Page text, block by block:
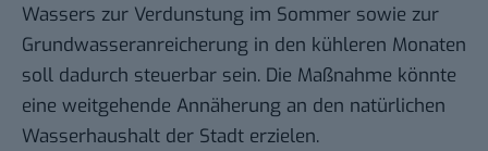
Wassers zur Verdunstung im Sommer sowie zur
Grundwasseranreicherung in den kühleren Monaten
soll dadurch steuerbar sein. Die Maßnahme könnte
eine weitgehende Annäherung an den natürlichen
Wasserhaushalt der Stadt erzielen.